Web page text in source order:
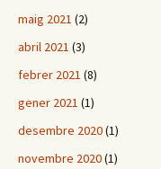
maig 2021 (2)
abril 2021 (3)
febrer 2021 (8)
gener 2021 (1)
desembre 2020(1)
novembre 2020(1)